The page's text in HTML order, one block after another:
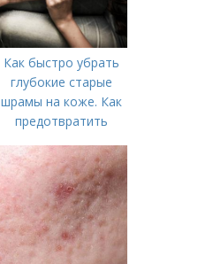
Как быстро убрать
глубокие старые
шрамы на коже. Как
предотвратить